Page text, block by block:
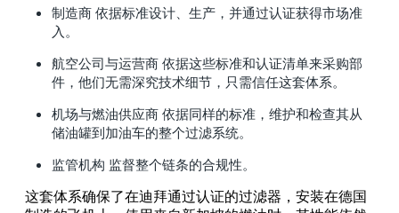
制造商 依据标准设计、生产，并通过认证获得市场准
入。
航空公司与运营商 依据这些标准和认证清单来采购部
件，他们无需深究技术细节，只需信任这套体系。
机场与燃油供应商 依据同样的标准，维护和检查其从
储油罐到加油车的整个过滤系统。
监管机构 监督整个链条的合规性。
这套体系确保了在迪拜通过认证的过滤器，安装在德国